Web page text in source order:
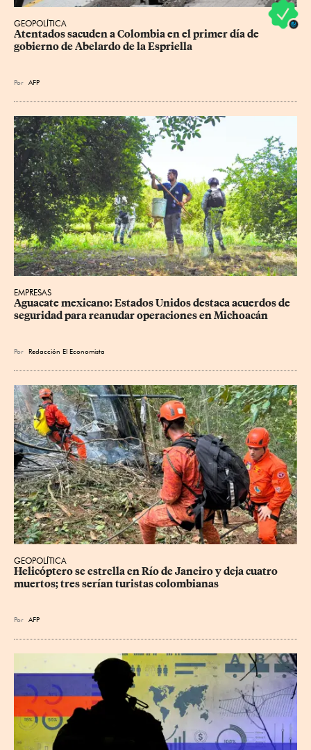
GEOPOLÍTICA
Atentados sacuden a Colombia en el primer día de
gobierno de Abelardo de la Espriella
Por AFP
EMPRESAS
Aguacate mexicano: Estados Unidos destaca acuerdos de
seguridad para reanudar operaciones en Michoacán
Por Redacción El Economista
GEOPOLÍTICA
Helicóptero se estrella en Río de Janeiro y deja cuatro
muertos; tres serían turistas colombianas
Por AFP